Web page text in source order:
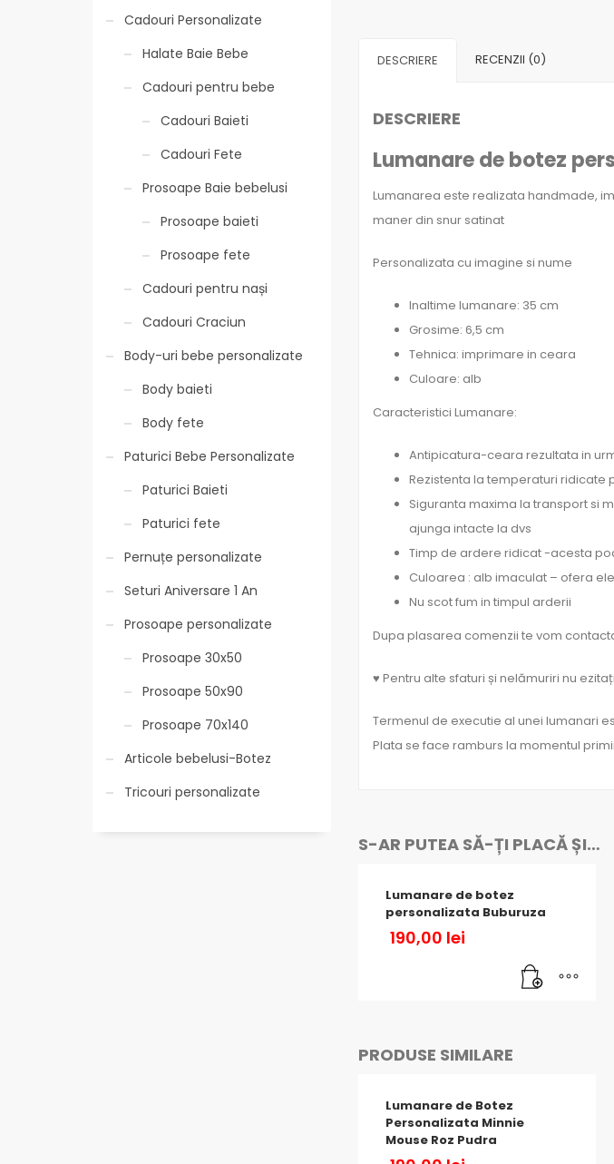
DESCRIERE RECENZII (0)
DESCRIERE
Lumanare de botez
Lumanarea este realizata handmade,
maner din snur satinat
Personalizata cu imagine si nume
Inaltime lumanare: 35 cm
Grosime: 6,5 cm
Tehnica: imprimare in ceara
Culoare: alb
Caracteristici Lumanare:
Antipicatura-ceara rezultata in
Rezistenta la temperaturi ridicate
Siguranta maxima la transport si
ajunga intacte la dvs
Timp de ardere ridicat -acesta
Culoarea : alb imaculat – ofera
Nu scot fum in timpul arderii
Dupa plasarea comenzii te vom
♥ Pentru alte sfaturi și nelămuriri nu
Termenul de executie al unei lumanari
Plata se face ramburs la momentul
S-AR PUTEA SĂ-ȚI PLACĂ ȘI…
Lumanare de botez
personalizata Buburuza
190,00 lei
PRODUSE SIMILARE
Lumanare de Botez
Personalizata Minnie
Mouse Roz Pudra
Cadouri Personalizate
Halate Baie Bebe
Cadouri pentru bebe
Cadouri Baieti
Cadouri Fete
Prosoape Baie bebelusi
Prosoape baieti
Prosoape fete
Cadouri pentru nași
Cadouri Craciun
Body-uri bebe personalizate
Body baieti
Body fete
Paturici Bebe Personalizate
Paturici Baieti
Paturici fete
Pernuțe personalizate
Seturi Aniversare 1 An
Prosoape personalizate
Prosoape 30x50
Prosoape 50x90
Prosoape 70x140
Articole bebelusi-Botez
Tricouri personalizate